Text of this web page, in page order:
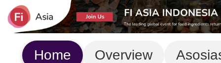
Home Overview